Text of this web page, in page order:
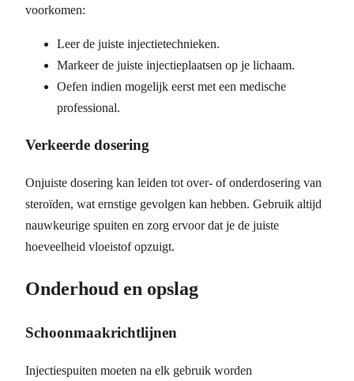
voorkomen:
Leer de juiste injectietechnieken.
Markeer de juiste injectieplaatsen op je lichaam.
Oefen indien mogelijk eerst met een medische
professional.
Verkeerde dosering
Onjuiste dosering kan leiden tot over- of onderdosering van
steroïden, wat ernstige gevolgen kan hebben. Gebruik altijd
nauwkeurige spuiten en zorg ervoor dat je de juiste
hoeveelheid vloeistof opzuigt.
Onderhoud en opslag
Schoonmaakrichtlijnen
Injectiespuiten moeten na elk gebruik worden